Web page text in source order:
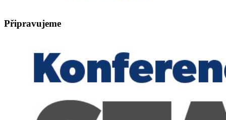
Připravujeme